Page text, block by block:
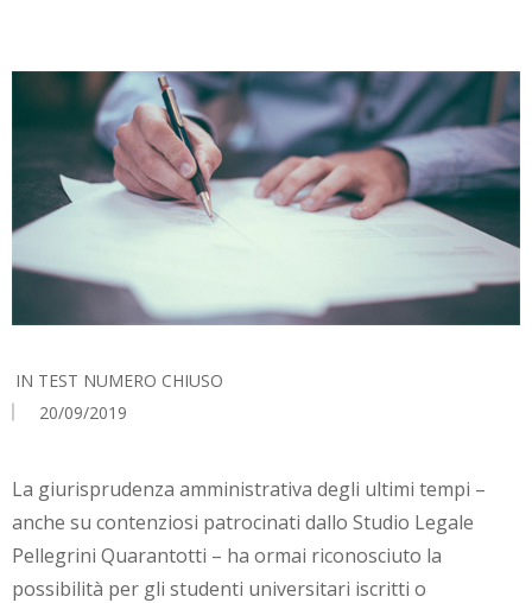
IN TEST NUMERO CHIUSO
20/09/2019
La giurisprudenza amministrativa degli ultimi tempi –
anche su contenziosi patrocinati dallo Studio Legale
Pellegrini Quarantotti – ha ormai riconosciuto la
possibilità per gli studenti universitari iscritti o